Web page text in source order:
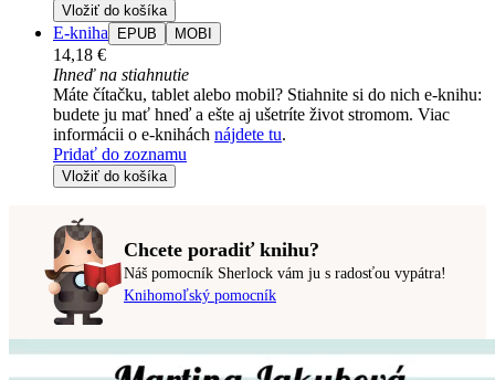
Vložiť do košíka
E-kniha EPUB MOBI
14,18 €
Ihneď na stiahnutie
Máte čítačku, tablet alebo mobil? Stiahnite si do nich e-knihu:
budete ju mať hneď a ešte aj ušetríte život stromom. Viac
informácii o e-knihách nájdete tu.
Pridať do zoznamu
Vložiť do košíka
Chcete poradiť knihu?
Náš pomocník Sherlock vám ju s radosťou vypátra!
Knihomoľský pomocník